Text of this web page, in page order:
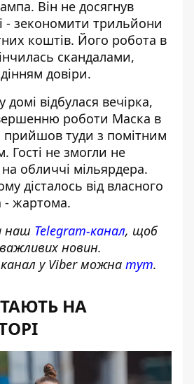
. Він не досягнув
- зекономити трильйони
коштів. Його робота в
скандалами,
довіри.
домі відбулася вечірка,
роботи Маска в
прийшов туди з помітним
. Гості не змогли не
обличчі мільярдера.
дісталось від власного
- жартома.
наш Telegram-канал, щоб
новин.
у Viber можна тут.
НА